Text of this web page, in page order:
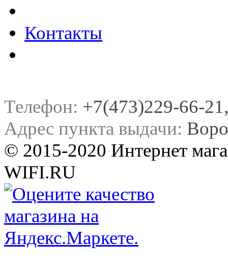
Контакты
Телефон: +7(473)229-66-
Адрес пункта выдачи:
© 2015-2020 Интернет
WIFI.RU